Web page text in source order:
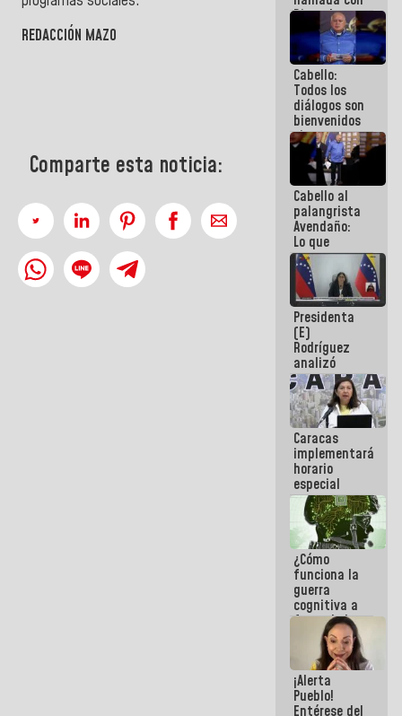
REDACCIÓN MAZO
Comparte esta noticia:
Dinorah
Figuera y
acuerdan
primer
encuentro
presencial
para el
diálogo
Cabello:
Todos los
diálogos son
bienvenidos
siempre que
estén en el
marco de la
Constitución
de la
República
Cabello al
palangrista
Avendaño:
Lo que
vayas a
escribir
hazlo hoy
por que no
sabemos si
la semana
que viene
hay
programa
Presidenta
(E)
Rodríguez
analizó
junto a
gobernadores
planes de
recuperación
del Sistema
Eléctrico
Nacional
Caracas
implementará
horario
especial
para
adaptarse
al plan de
ahorro
energético
¿Cómo
funciona la
guerra
cognitiva a
favor de la
narrativa
hegemónica?
(1)
¡Alerta
Pueblo!
Entérese del